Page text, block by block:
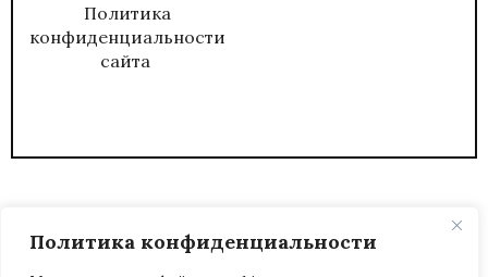
Политика конфиденциальности
Политика
конфиденциальности
сайта